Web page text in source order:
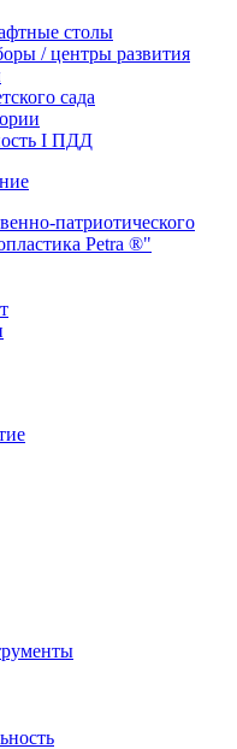
столы
/ центры развития
сада
I ПДД
патриотического
Petra ®"